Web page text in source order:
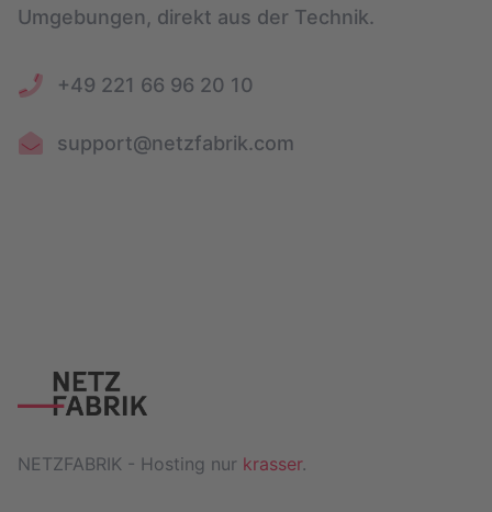
Umgebungen, direkt aus der Technik.
+49 221 66 96 20 10
support@netzfabrik.com
NETZFABRIK - Hosting nur krasser.